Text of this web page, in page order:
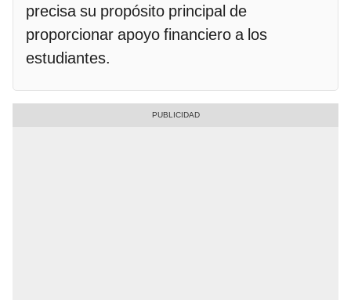
precisa su propósito principal de
proporcionar apoyo financiero a los
estudiantes.